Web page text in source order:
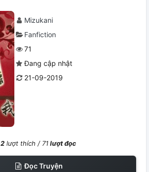
Mizukani
Fanfiction
71
Đang cập nhật
21-09-2019
2lượt thích / 71lượt đọc
Đọc Truyện